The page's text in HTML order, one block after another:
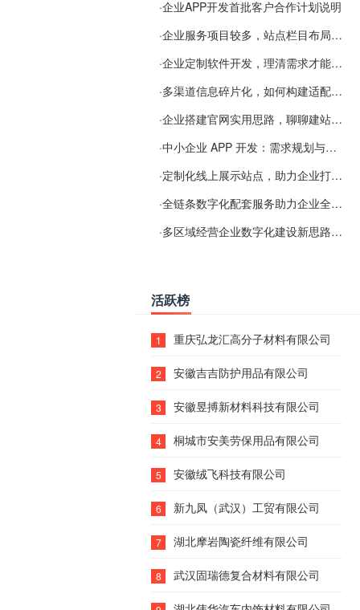
·企业APP开发首批客户合作计划说明
·企业服务项目较多，站点栏目布局规划参考思路
·企业定制软件开发，理清需求才能提升数字化落地效率
·多渠道信息碎片化，如何构建适配 AI 检索的品牌信息源
·企业搭建官网实用思路，聊聊建站容易忽视的问题
·中小企业 APP 开发：需求规划与项目落地避坑经验分享
·定制化线上展示站点，助力企业打通线上经营渠道
·全链条数字化配套服务助力企业全域线上经营
·多区域经营企业数字化建设新思路：多端载体与地域检索一体化落地思路分享
活跃榜
1 重庆弘龙汇高分子材料有限公司
2 安徽吉吉防护用品有限公司
3 安徽昱搏新材料科技有限公司
4 桐城市安美劳保用品有限公司
5 安徽绒飞科技有限公司
6 新九凤（武汉）工贸有限公司
7 湖北摩岩陶瓷纤维有限公司
8 武汉固瑞德复合材料有限公司